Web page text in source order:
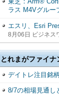
ラス M4Vグルー
エスリ、Esri
8月06日 ビジネス
とれまがファイナ
デイトレ注目銘
8/7の相場見通し